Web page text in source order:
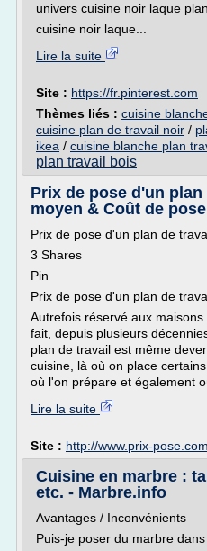
univers cuisine noir laque
cuisine noir laque...
Lire la suite
Site : https://fr.pinterest.com
Thèmes liés : cuisine
cuisine plan de travail noir /
ikea / cuisine blanche plan
plan travail bois
Prix de pose d'un
moyen & Coût de pose
Prix de pose d'un plan de
3 Shares
Pin
Prix de pose d'un plan de
Autrefois réservé aux
fait, depuis plusieurs
plan de travail est même
cuisine, là où on place
où l'on prépare et également
Lire la suite
Site : http://www.prix-pose.com
Cuisine en marbre :
etc. - Marbre.info
Avantages / Inconvénients
Puis-je poser du marbre